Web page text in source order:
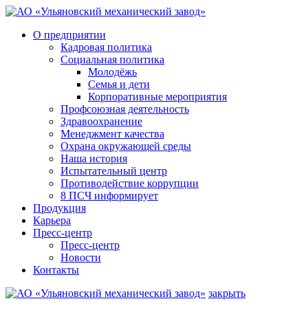
О предприятии
Кадровая политика
Социальная политика
Молодёжь
Семья и дети
Корпоративные мероприятия
Профсоюзная деятельность
Здравоохранение
Менеджмент качества
Охрана окружающей среды
Наша история
Испытательный центр
Противодействие коррупции
8 ПСЧ информирует
Продукция
Карьера
Пресс-центр
Пресс-центр
Новости
Контакты
закрыть